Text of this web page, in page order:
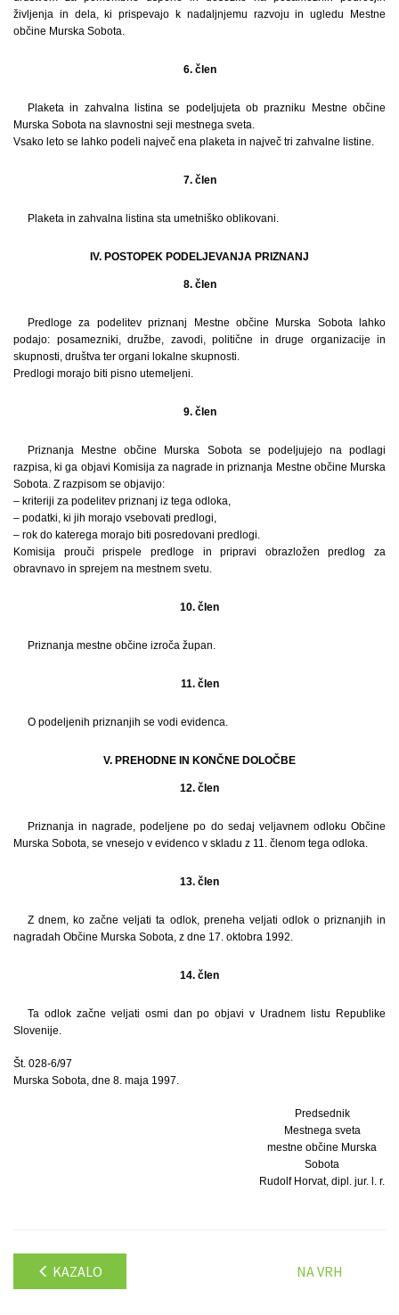
življenja in dela, ki prispevajo k nadaljnjemu razvoju in ugledu Mestne
občine Murska Sobota.
6. člen
Plaketa in zahvalna listina se podeljujeta ob prazniku Mestne občine
Murska Sobota na slavnostni seji mestnega sveta.
Vsako leto se lahko podeli največ ena plaketa in največ tri zahvalne listine.
7. člen
Plaketa in zahvalna listina sta umetniško oblikovani.
IV. POSTOPEK PODELJEVANJA PRIZNANJ
8. člen
Predloge za podelitev priznanj Mestne občine Murska Sobota lahko
podajo: posamezniki, družbe, zavodi, politične in druge organizacije in
skupnosti, društva ter organi lokalne skupnosti.
Predlogi morajo biti pisno utemeljeni.
9. člen
Priznanja Mestne občine Murska Sobota se podeljujejo na podlagi
razpisa, ki ga objavi Komisija za nagrade in priznanja Mestne občine Murska
Sobota. Z razpisom se objavijo:
– kriteriji za podelitev priznanj iz tega odloka,
– podatki, ki jih morajo vsebovati predlogi,
– rok do katerega morajo biti posredovani predlogi.
Komisija prouči prispele predloge in pripravi obrazložen predlog za
obravnavo in sprejem na mestnem svetu.
10. člen
Priznanja mestne občine izroča župan.
11. člen
O podeljenih priznanjih se vodi evidenca.
V. PREHODNE IN KONČNE DOLOČBE
12. člen
Priznanja in nagrade, podeljene po do sedaj veljavnem odloku Občine
Murska Sobota, se vnesejo v evidenco v skladu z 11. členom tega odloka.
13. člen
Z dnem, ko začne veljati ta odlok, preneha veljati odlok o priznanjih in
nagradah Občine Murska Sobota, z dne 17. oktobra 1992.
14. člen
Ta odlok začne veljati osmi dan po objavi v Uradnem listu Republike
Slovenije.
Št. 028-6/97
Murska Sobota, dne 8. maja 1997.
Predsednik
Mestnega sveta
mestne občine Murska
Sobota
Rudolf Horvat, dipl. jur. l. r.
KAZALO NA VRH